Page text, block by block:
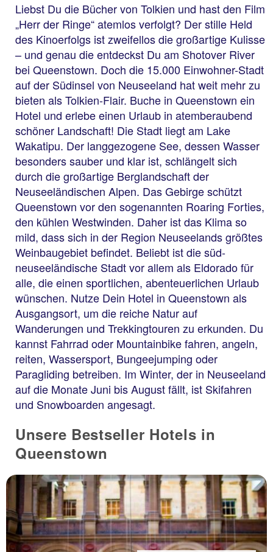
Liebst Du die Bücher von Tolkien und hast den Film
„Herr der Ringe“ atemlos verfolgt? Der stille Held
des Kinoerfolgs ist zweifellos die großartige Kulisse
– und genau die entdeckst Du am Shotover River
bei Queenstown. Doch die 15.000 Einwohner-Stadt
auf der Südinsel von Neuseeland hat weit mehr zu
bieten als Tolkien-Flair. Buche in Queenstown ein
Hotel und erlebe einen Urlaub in atemberaubend
schöner Landschaft! Die Stadt liegt am Lake
Wakatipu. Der langgezogene See, dessen Wasser
besonders sauber und klar ist, schlängelt sich
durch die großartige Berglandschaft der
Neuseeländischen Alpen. Das Gebirge schützt
Queenstown vor den sogenannten Roaring Forties,
den kühlen Westwinden. Daher ist das Klima so
mild, dass sich in der Region Neuseelands größtes
Weinbaugebiet befindet. Beliebt ist die süd-
neuseeländische Stadt vor allem als Eldorado für
alle, die einen sportlichen, abenteuerlichen Urlaub
wünschen. Nutze Dein Hotel in Queenstown als
Ausgangsort, um die reiche Natur auf
Wanderungen und Trekkingtouren zu erkunden. Du
kannst Fahrrad oder Mountainbike fahren, angeln,
reiten, Wassersport, Bungeejumping oder
Paragliding betreiben. Im Winter, der in Neuseeland
auf die Monate Juni bis August fällt, ist Skifahren
und Snowboarden angesagt.
Unsere Bestseller Hotels in
Queenstown